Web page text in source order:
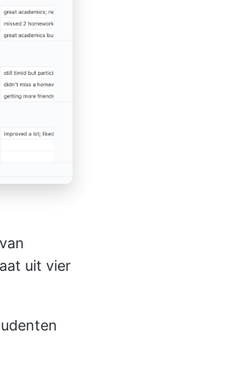
uit vier